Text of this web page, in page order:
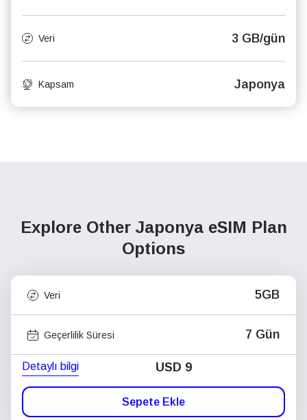
Veri 3 GB/gün
Kapsam Japonya
Explore Other Japonya eSIM Plan
Options
Veri 5GB
Geçerlilik Süresi 7 Gün
Detaylı bilgi USD 9
Sepete Ekle